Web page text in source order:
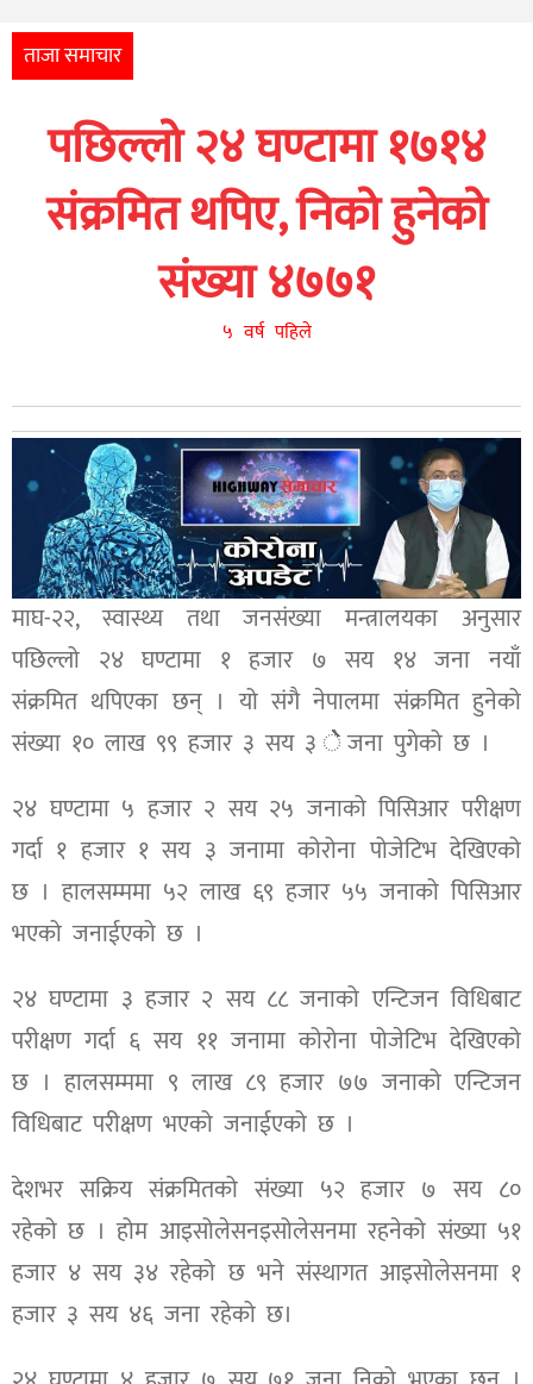
आर्थिक
नेपाली
युनिकोड
ताजा समाचार
पछिल्लो २४ घण्टामा १७१४
संक्रमित थपिए, निको हुनेको
संख्या ४७७१
५ वर्ष पहिले
माघ-२२, स्वास्थ्य तथा जनसंख्या मन्त्रालयका अनुसार
पछिल्लो २४ घण्टामा १ हजार ७ सय १४ जना नयाँ
संक्रमित थपिएका छन् । यो संगै नेपालमा संक्रमित हुनेको
संख्या १० लाख ९९ हजार ३ सय ३ ेेेेेेेेेेेेेेेेेेेेेेेेेेजना पुगेको छ ।
२४ घण्टामा ५ हजार २ सय २५ जनाको पिसिआर परीक्षण
गर्दा १ हजार १ सय ३ जनामा कोरोना पोजेटिभ देखिएको
छ । हालसम्ममा ५२ लाख ६९ हजार ५५ जनाको पिसिआर
भएको जनाईएको छ ।
२४ घण्टामा ३ हजार २ सय ८८ जनाको एन्टिजन विधिबाट
परीक्षण गर्दा ६ सय ११ जनामा कोरोना पोजेटिभ देखिएको
छ । हालसम्ममा ९ लाख ८९ हजार ७७ जनाको एन्टिजन
विधिबाट परीक्षण भएको जनाईएको छ ।
देशभर सक्रिय संक्रमितको संख्या ५२ हजार ७ सय ८०
रहेको छ । होम आइसोलेसनइसोलेसनमा रहनेको संख्या ५१
हजार ४ सय ३४ रहेको छ भने संस्थागत आइसोलेसनमा १
हजार ३ सय ४६ जना रहेको छ।